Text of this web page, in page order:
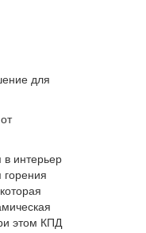
для
интерьер
этом КПД